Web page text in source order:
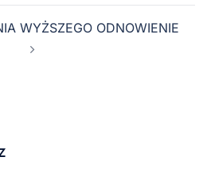
WYŻSZEGO ODNOWIENIE